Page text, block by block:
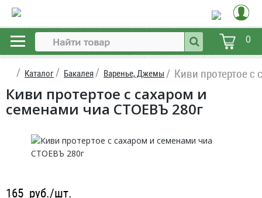
0
Каталог Бакалея Варенье, Джемы Киви протертое с
Киви протертое с сахаром и
семенами чиа СТОЕВЪ 280г
165 руб./шт.